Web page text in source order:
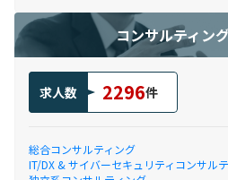
コンサルティン
求人数 2296件
総合コンサルティング
IT/DX & サイバーセキュリティコンサル